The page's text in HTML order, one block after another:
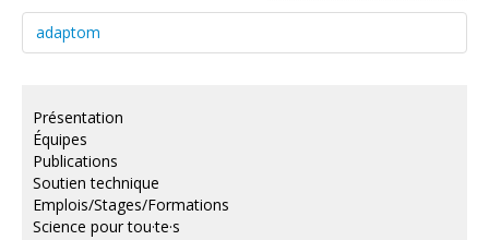
adaptom
Présentation
Équipes
Publications
Soutien technique
Emplois/Stages/Formations
Science pour tou·te·s